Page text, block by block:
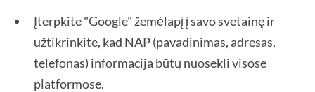
Įterpkite "Google" žemėlapį į savo svetainę ir
užtikrinkite, kad NAP (pavadinimas, adresas,
telefonas) informacija būtų nuosekli visose
platformose.